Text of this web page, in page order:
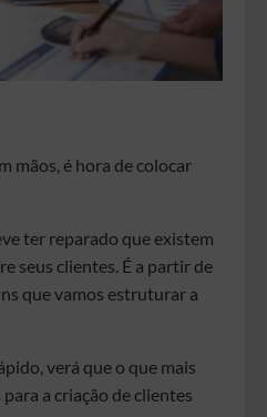
mãos, é hora de colocar
ter reparado que existem
seus clientes. É a partir de
que vamos estruturar a
verá que o que mais
a criação de clientes